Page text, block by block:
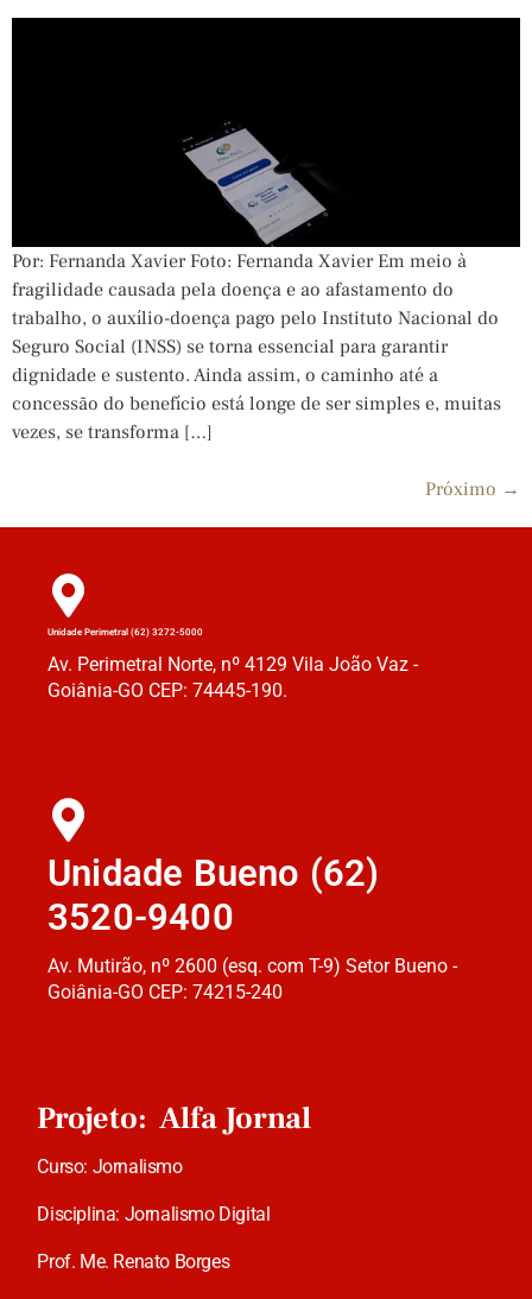
Por: Fernanda Xavier Foto: Fernanda Xavier Em meio à
fragilidade causada pela doença e ao afastamento do
trabalho, o auxílio-doença pago pelo Instituto Nacional do
Seguro Social (INSS) se torna essencial para garantir
dignidade e sustento. Ainda assim, o caminho até a
concessão do benefício está longe de ser simples e, muitas
vezes, se transforma […]
Próximo →
Unidade Perimetral (62) 3272-5000
Av. Perimetral Norte, nº 4129 Vila João Vaz -
Goiânia-GO CEP: 74445-190.
Unidade Bueno (62)
3520-9400
Av. Mutirão, nº 2600 (esq. com T-9) Setor Bueno -
Goiânia-GO CEP: 74215-240
Projeto: Alfa Jornal
Curso: Jornalismo
Disciplina: Jornalismo Digital
Prof. Me. Renato Borges